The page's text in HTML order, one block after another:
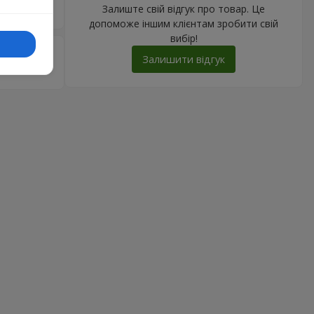
Залиште свій відгук про товар. Це
допоможе іншим клієнтам зробити свій
вибір!
Залишити відгук